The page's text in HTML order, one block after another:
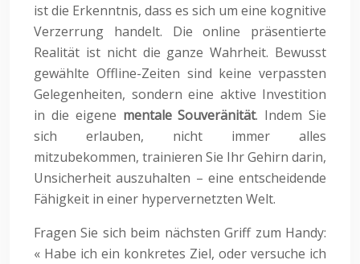
ist die Erkenntnis, dass es sich um eine kognitive
Verzerrung handelt. Die online präsentierte
Realität ist nicht die ganze Wahrheit. Bewusst
gewählte Offline-Zeiten sind keine verpassten
Gelegenheiten, sondern eine aktive Investition
in die eigene mentale Souveränität. Indem Sie
sich erlauben, nicht immer alles
mitzubekommen, trainieren Sie Ihr Gehirn darin,
Unsicherheit auszuhalten – eine entscheidende
Fähigkeit in einer hypervernetzten Welt.
Fragen Sie sich beim nächsten Griff zum Handy:
« Habe ich ein konkretes Ziel, oder versuche ich